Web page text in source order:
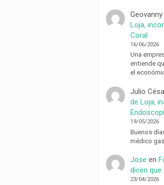
Loja,
Coral
16/06/2026
Una
entiende
el
Julio
de Loja,
19/05/2026
Buenos
médico
Jose en
dicen que
23/04/2026